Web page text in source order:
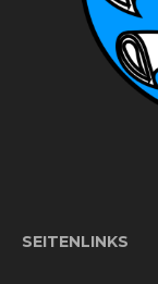
SEITENLINKS